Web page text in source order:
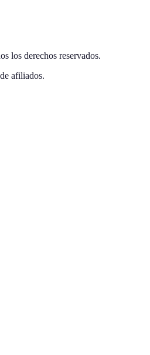
los derechos reservados.
afiliados.